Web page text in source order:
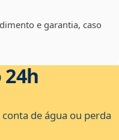
e garantia, caso
de água ou perda